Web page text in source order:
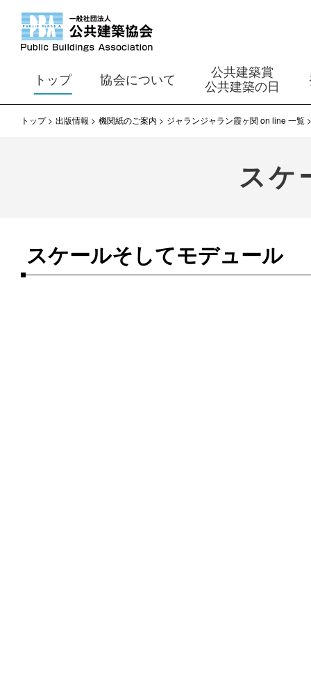
トップ 協会について
公共建築賞
公共建築の日
トップ 出版情報 機関紙のご案内 ジャランジャラン霞ヶ関 on line 一覧
スケ
スケールそしてモデュール